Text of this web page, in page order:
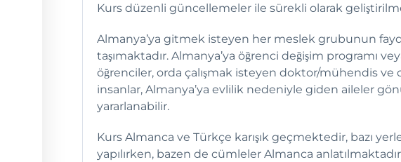
Kurs düzenli güncellemeler ile sürekli olarak
Almanya’ya gitmek isteyen her meslek grubunun
taşımaktadır. Almanya’ya öğrenci değişim programı
öğrenciler, orda çalışmak isteyen doktor/mühendis ve
insanlar, Almanya’ya evlilik nedeniyle giden aileler
yararlanabilir.
Kurs Almanca ve Türkçe karışık geçmektedir, bazı
yapılırken, bazen de cümleler Almanca